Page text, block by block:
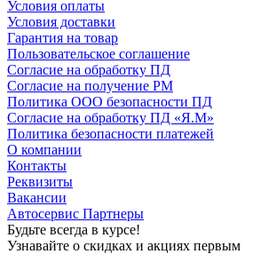
Условия оплаты
Условия доставки
Гарантия на товар
Пользовательское соглашение
Согласие на обработку ПД
Согласие на получение РМ
Политика ООО безопасности ПД
Согласие на обработку ПД «Я.М»
Политика безопасности платежей
О компании
Контакты
Реквизиты
Вакансии
Автосервис Партнеры
Будьте всегда в курсе!
Узнавайте о скидках и акциях первым